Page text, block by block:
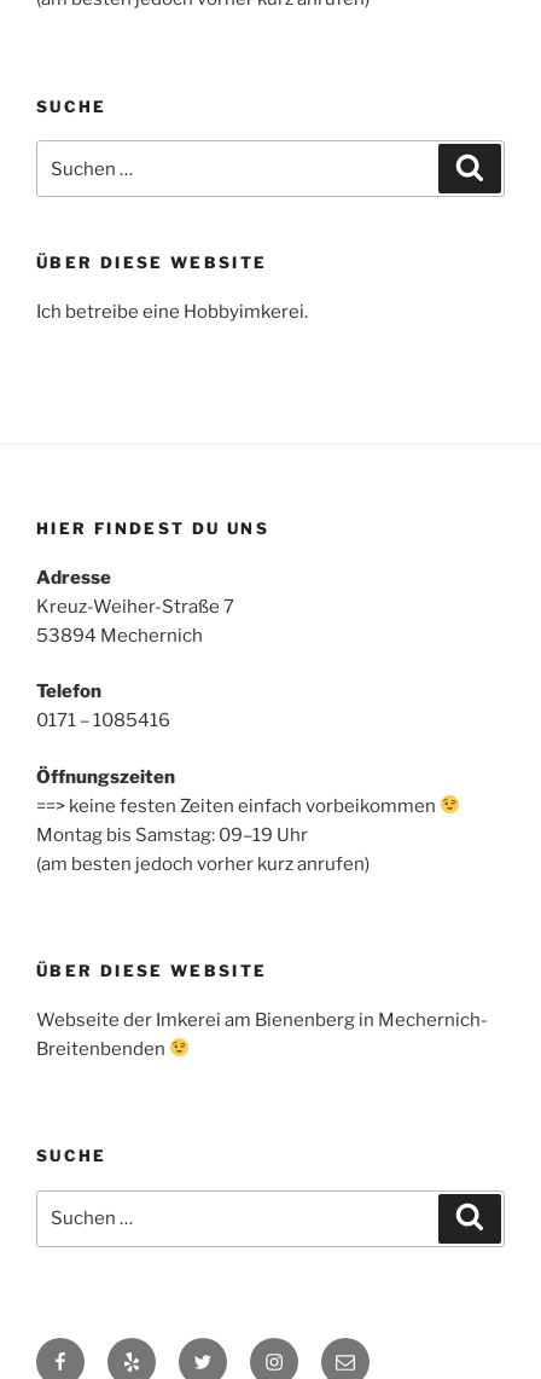
SUCHE
nach:
ÜBER DIESE WEBSITE
Ich betreibe eine Hobbyimkerei.
HIER FINDEST DU UNS
Adresse
Kreuz-Weiher-Straße 7
53894 Mechernich
Telefon
0171 – 1085416
Öffnungszeiten
==> keine festen Zeiten einfach vorbeikommen
Montag bis Samstag: 09–19 Uhr
(am besten jedoch vorher kurz anrufen)
ÜBER DIESE WEBSITE
Webseite der Imkerei am Bienenberg in Mechernich-
Breitenbenden
SUCHE
nach:
FacebookYelp Twitter Instagram
E-